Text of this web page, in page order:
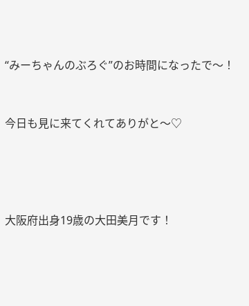
“みーちゃんのぶろぐ”のお時間になったで～！
今日も見に来てくれてありがと〜♡
大阪府出身19歳の大田美月です！